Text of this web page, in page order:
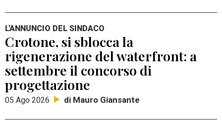
L'ANNUNCIO DEL SINDACO
Crotone, si sblocca la
rigenerazione del waterfront: a
settembre il concorso di
progettazione
05 Ago 2026 di Mauro Giansante